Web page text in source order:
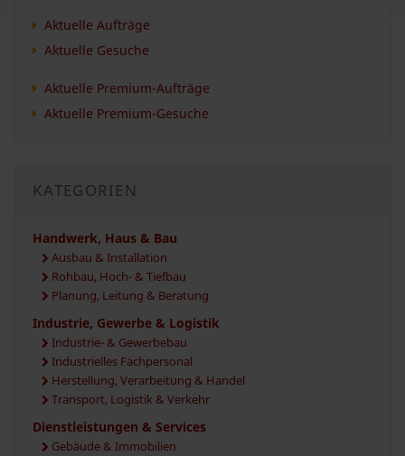
Aktuelle Aufträge
Aktuelle Gesuche
Aktuelle Premium-Aufträge
Aktuelle Premium-Gesuche
KATEGORIEN
Handwerk, Haus & Bau
Ausbau & Installation
Rohbau, Hoch- & Tiefbau
Planung, Leitung & Beratung
Industrie, Gewerbe & Logistik
Industrie- & Gewerbebau
Industrielles Fachpersonal
Herstellung, Verarbeitung & Handel
Transport, Logistik & Verkehr
Dienstleistungen & Services
Gebäude & Immobilien